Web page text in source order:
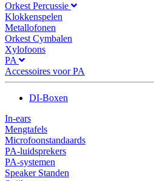
Orkest Percussie
Klokkenspelen
Metallofonen
Orkest Cymbalen
Xylofoons
PA
Accessoires voor PA
DI-Boxen
In-ears
Mengtafels
Microfoonstandaards
PA-luidsprekers
PA-systemen
Speaker Standen